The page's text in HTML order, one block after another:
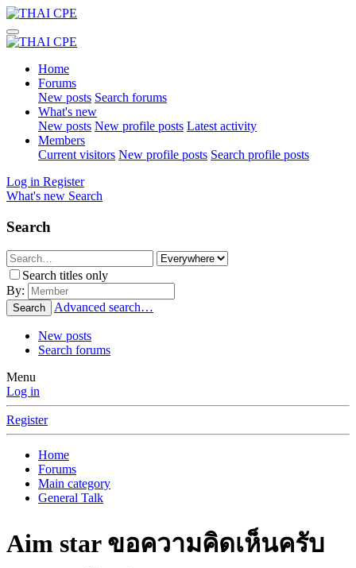
Home
Forums
New posts Search forums
What's new
New posts New profile posts Latest activity
Members
Current visitors New profile posts Search profile posts
Log in Register
What's new Search
Search
Search titles only
By:
Search Advanced search…
New posts
Search forums
Menu
Log in
Register
Home
Forums
Main category
General Talk
Aim star ขอความคิดเห็นครับ